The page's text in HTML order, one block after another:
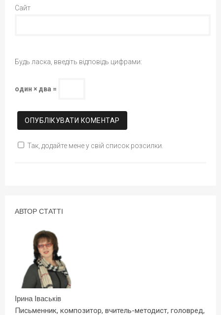
Сайт
Будь ласка, введіть відповідь цифрами:
один × два =
Так, додайте мене у свій список розсилки.
АВТОР СТАТТІ
Ірина Іваськів
Письменник, композитор, вчитель-методист, головред,